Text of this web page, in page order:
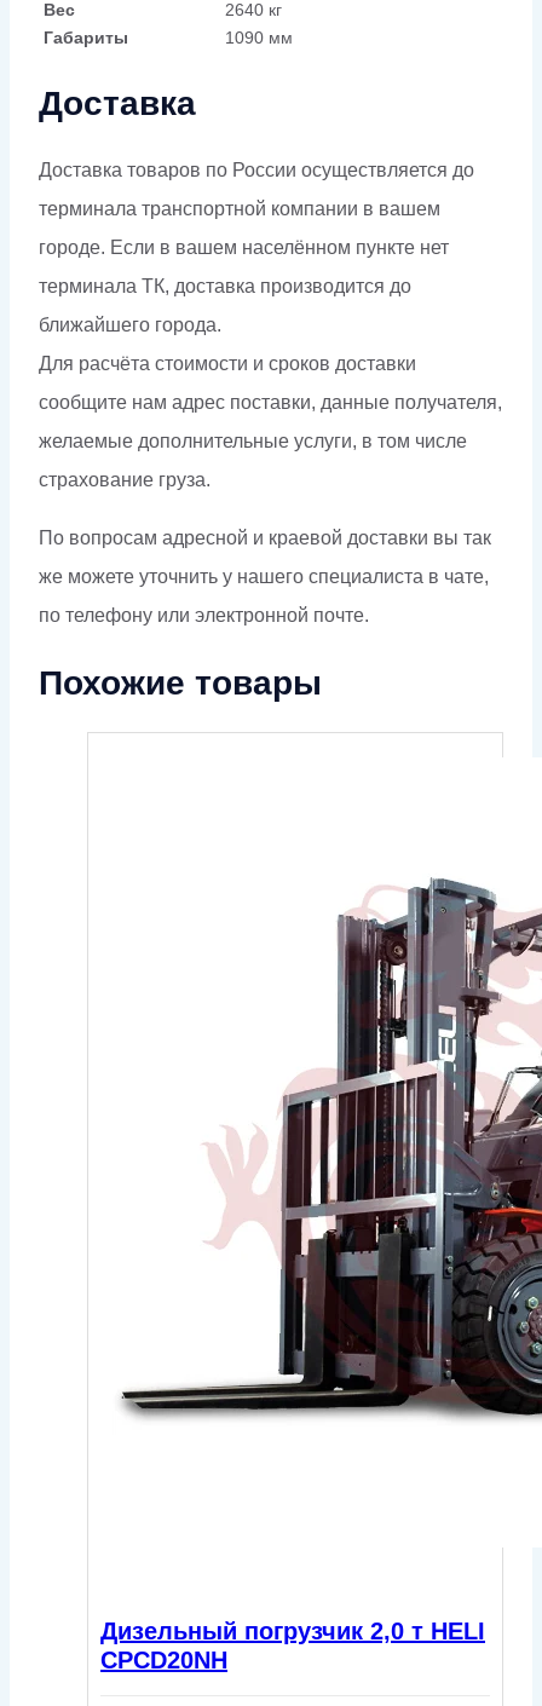
Вес
2640 кг
Габариты
1090 мм
Доставка
Доставка товаров по России осуществляется до
терминала транспортной компании в вашем
городе. Если в вашем населённом пункте нет
терминала ТК, доставка производится до
ближайшего города.
Для расчёта стоимости и сроков доставки
сообщите нам адрес поставки, данные получателя,
желаемые дополнительные услуги, в том числе
страхование груза.
По вопросам адресной и краевой доставки вы так
же можете уточнить у нашего специалиста в чате,
по телефону или электронной почте.
Похожие товары
Дизельный погрузчик 2,0 т HELI
CPCD20NH